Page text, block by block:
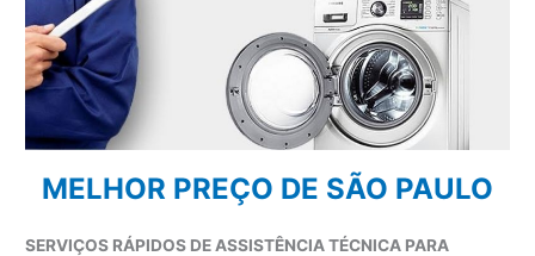
MELHOR PREÇO DE SÃO PAULO
SERVIÇOS RÁPIDOS DE ASSISTÊNCIA TÉCNICA PARA